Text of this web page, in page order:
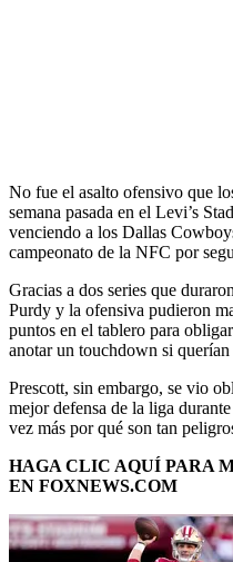
No fue el asalto ofensivo que
semana pasada en el Levi’s
venciendo a los Dallas
campeonato de la NFC por
Gracias a dos series que
Purdy y la ofensiva pudieron
puntos en el tablero para
anotar un touchdown si
Prescott, sin embargo, se vio
mejor defensa de la liga
vez más por qué son tan
HAGA CLIC AQUÍ PARA
EN FOXNEWS.COM